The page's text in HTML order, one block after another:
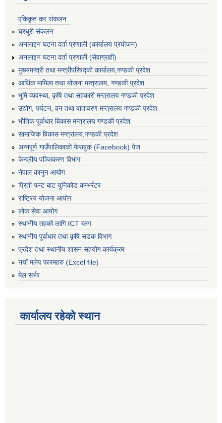
एकिकृत कर संकलन
घरधुरी संकलन
अनलाइन घटना दर्ता प्रणाली (कार्यालय प्रयोजन)
अनलाइन घटना दर्ता प्रणाली (सेवाग्राही)
मुख्यमन्त्री तथा मन्त्रीपरिषद्को कार्यालय,गण्डकी प्रदेश
आर्थिक मामिला तथा योजना मन्त्रालय, गण्डकी प्रदेश
भुमि व्यवस्था, कृषि तथा सहकारी मन्त्रालय गण्डकी प्रदेश
उद्योग, पर्यटन, वन तथा वातावरण मन्त्रालय गण्डकी प्रदेश
भौतिक पूर्वाधार बिकास मन्त्रालय गण्डकी प्रदेश
सामाजिक बिकास मन्त्रालय,गण्डकी प्रदेश
अन्नपूर्ण गाउँपालिकाको फेसबुक (Facebook) पेज
केन्द्रीय पञ्जिकरण विभाग
नेपाल कानुन आयोग
प्रिती फन्ट बाट युनिकोड कन्भर्रटर
राष्ट्रिय योजना आयोग
लोक सेवा आयोग
स्थानीय तहको लागि ICT ब्लग
स्थानीय पूर्वाधार तथा कृषि सडक विभाग
प्रदेश तथा स्थानीय शासन सहयोग कार्यक्रम
नयाँ मलेप फारमहरु (Excel file)
मेल सर्भर
कार्यालय रहेको स्थान